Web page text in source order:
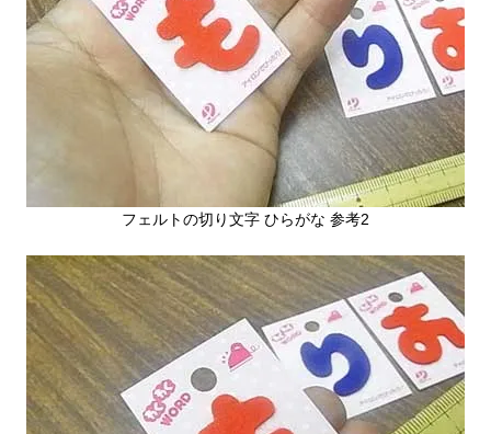
フェルトの切り文字 ひらがな 参考2